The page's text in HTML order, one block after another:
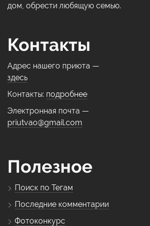
дом, обрести любящую семью.
Контакты
Адрес нашего приюта —
здесь
Контакты: подробнее
Электронная почта —
priutvao@gmail.com
Полезное
Поиск по Тегам
Последние комментарии
Фотоконкурс